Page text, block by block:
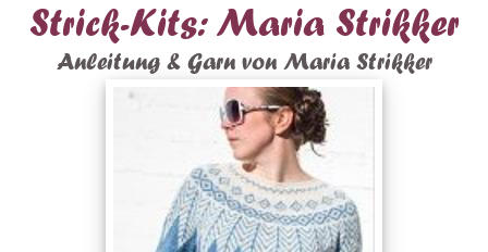
Strick-Kits: Maria Strikker
Anleitung & Garn von Maria Strikker